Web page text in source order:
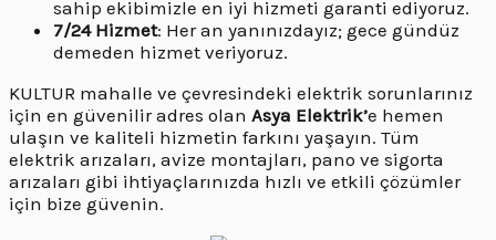
sahip ekibimizle en iyi hizmeti garanti ediyoruz.
7/24 Hizmet: Her an yanınızdayız; gece gündüz
demeden hizmet veriyoruz.
KULTUR mahalle ve çevresindeki elektrik sorunlarınız
için en güvenilir adres olan Asya Elektrik’e hemen
ulaşın ve kaliteli hizmetin farkını yaşayın. Tüm
elektrik arızaları, avize montajları, pano ve sigorta
arızaları gibi ihtiyaçlarınızda hızlı ve etkili çözümler
için bize güvenin.